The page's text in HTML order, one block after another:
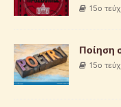
15ο
Ποίηση
15ο